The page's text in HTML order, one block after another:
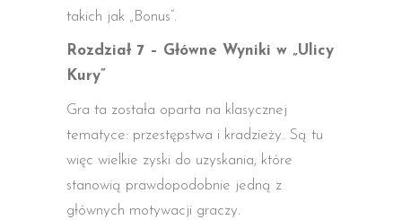
takich jak „Bonus”.
Rozdział 7 – Główne Wyniki w „Ulicy
Kury”
Gra ta została oparta na klasycznej
tematyce: przestępstwa i kradzieży. Są tu
więc wielkie zyski do uzyskania, które
stanowią prawdopodobnie jedną z
głównych motywacji graczy.